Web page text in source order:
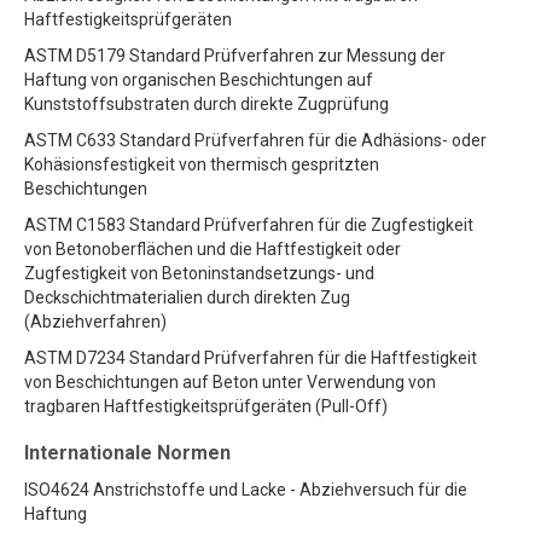
Haftfestigkeitsprüfgeräten
ASTM D5179 Standard Prüfverfahren zur Messung der
Haftung von organischen Beschichtungen auf
Kunststoffsubstraten durch direkte Zugprüfung
ASTM C633 Standard Prüfverfahren für die Adhäsions- oder
Kohäsionsfestigkeit von thermisch gespritzten
Beschichtungen
ASTM C1583 Standard Prüfverfahren für die Zugfestigkeit
von Betonoberflächen und die Haftfestigkeit oder
Zugfestigkeit von Betoninstandsetzungs- und
Deckschichtmaterialien durch direkten Zug
(Abziehverfahren)
ASTM D7234 Standard Prüfverfahren für die Haftfestigkeit
von Beschichtungen auf Beton unter Verwendung von
tragbaren Haftfestigkeitsprüfgeräten (Pull-Off)
Internationale Normen
ISO4624 Anstrichstoffe und Lacke - Abziehversuch für die
Haftung